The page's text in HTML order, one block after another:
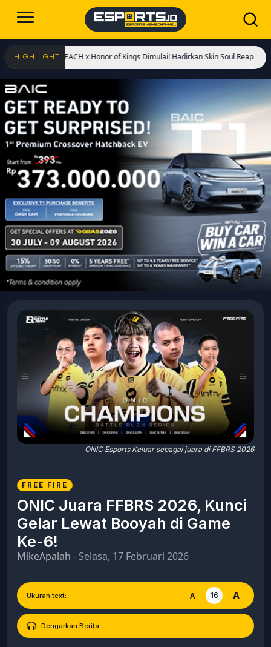
HIGHLIGHT
BLEACH x Honor of Kings Dimulai! Hadirkan Skin Soul Reaper, Mode
ONIC Esports Keluar sebagai juara di FFBRS 2026
FREE FIRE
ONIC Juara FFBRS 2026, Kunci
Gelar Lewat Booyah di Game
Ke-6!
MikeApalah - Selasa, 17 Februari 2026
Ukuran text: A 16 A
Dengarkan Berita: